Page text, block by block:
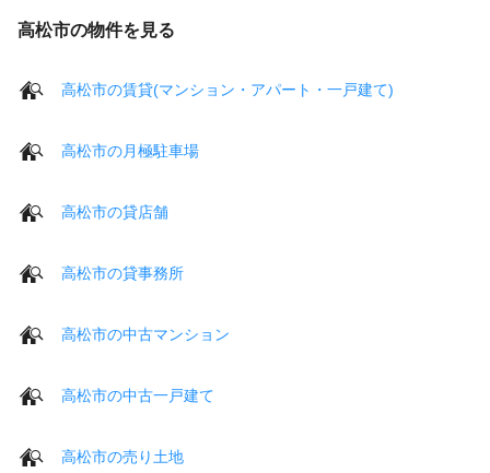
高松市の物件を見る
高松市の賃貸(マンション・アパート・一戸建て)
高松市の月極駐車場
高松市の貸店舗
高松市の貸事務所
高松市の中古マンション
高松市の中古一戸建て
高松市の売り土地